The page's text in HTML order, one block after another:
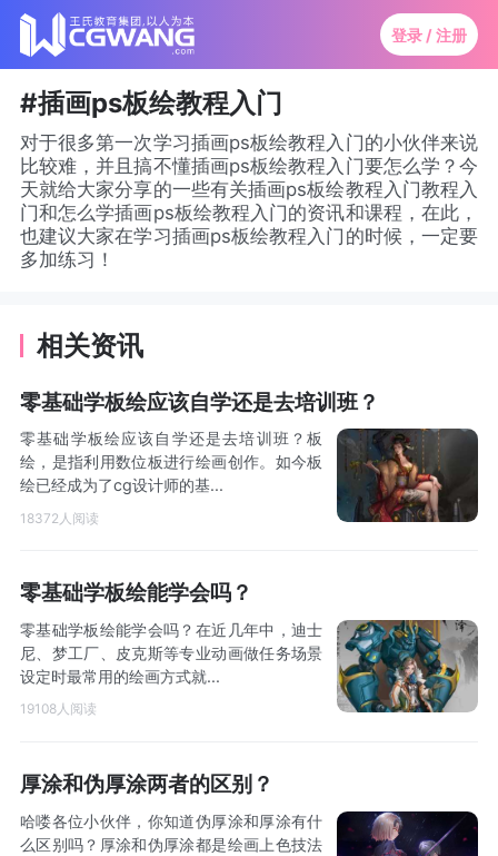
登录 / 注册
#插画ps板绘教程入门
对于很多第一次学习插画ps板绘教程入门的小伙伴来说
比较难，并且搞不懂插画ps板绘教程入门要怎么学？今
天就给大家分享的一些有关插画ps板绘教程入门教程入
门和怎么学插画ps板绘教程入门的资讯和课程，在此，
也建议大家在学习插画ps板绘教程入门的时候，一定要
多加练习！
相关资讯
零基础学板绘应该自学还是去培训班？
零基础学板绘应该自学还是去培训班？板
绘，是指利用数位板进行绘画创作。如今板
绘已经成为了cg设计师的基...
18372人阅读
零基础学板绘能学会吗？
零基础学板绘能学会吗？在近几年中，迪士
尼、梦工厂、皮克斯等专业动画做任务场景
设定时最常用的绘画方式就...
19108人阅读
厚涂和伪厚涂两者的区别？
哈喽各位小伙伴，你知道伪厚涂和厚涂有什
么区别吗？厚涂和伪厚涂都是绘画上色技法